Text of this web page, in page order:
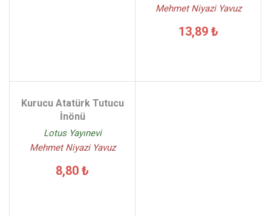
Mehmet Niyazi Yavuz
13,89 ₺
Kurucu Atatürk Tutucu
İnönü
Lotus Yayınevi
Mehmet Niyazi Yavuz
8,80 ₺